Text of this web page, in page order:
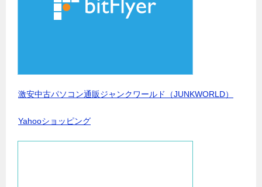
激安中古パソコン通販ジャンクワールド（JUNKWORLD）
Yahooショッピング